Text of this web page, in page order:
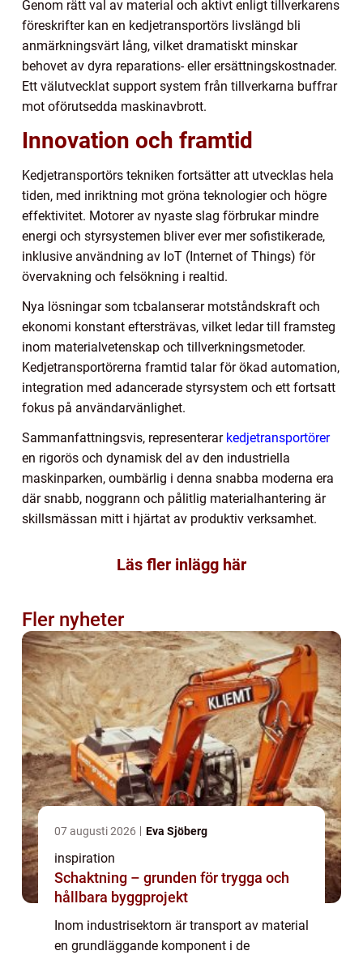
Genom rätt val av material och aktivt enligt tillverkarens
föreskrifter kan en kedjetransportörs livslängd bli
anmärkningsvärt lång, vilket dramatiskt minskar
behovet av dyra reparations- eller ersättningskostnader.
Ett välutvecklat support system från tillverkarna buffrar
mot oförutsedda maskinavbrott.
Innovation och framtid
Kedjetransportörs tekniken fortsätter att utvecklas hela
tiden, med inriktning mot gröna teknologier och högre
effektivitet. Motorer av nyaste slag förbrukar mindre
energi och styrsystemen bliver ever mer sofistikerade,
inklusive användning av IoT (Internet of Things) för
övervakning och felsökning i realtid.
Nya lösningar som tcbalanserar motståndskraft och
ekonomi konstant eftersträvas, vilket ledar till framsteg
inom materialvetenskap och tillverkningsmetoder.
Kedjetransportörerna framtid talar för ökad automation,
integration med adancerade styrsystem och ett fortsatt
fokus på användarvänlighet.
Sammanfattningsvis, representerar kedjetransportörer
en rigorös och dynamisk del av den industriella
maskinparken, oumbärlig i denna snabba moderna era
där snabb, noggrann och pålitlig materialhantering är
skillsmässan mitt i hjärtat av produktiv verksamhet.
Läs fler inlägg här
Fler nyheter
07 augusti 2026 Eva Sjöberg
inspiration
Schaktning – grunden för trygga och
hållbara byggprojekt
Inom industrisektorn är transport av material
en grundläggande komponent i de